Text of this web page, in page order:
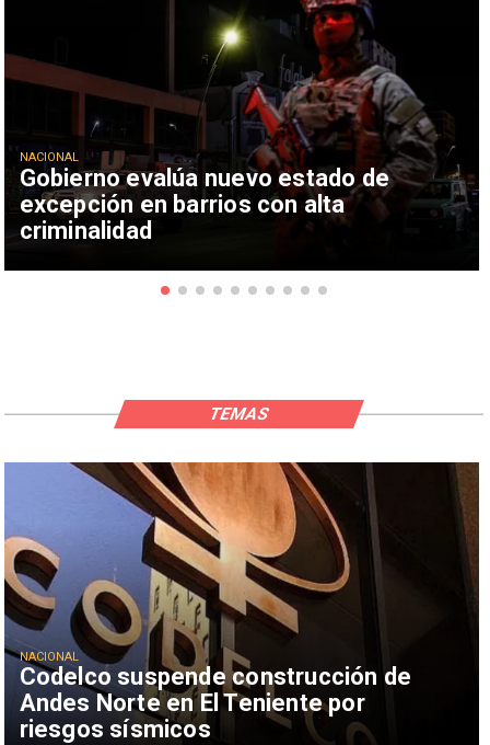
Gobierno evalúa nuevo estado de
excepción en barrios con alta
criminalidad
NACIONAL
Codelco suspende construcción de
Andes Norte en El Teniente por
riesgos sísmicos
NACIONAL
TEMAS